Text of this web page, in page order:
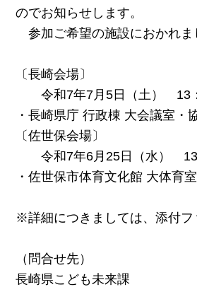
のでお知らせします。
参加ご希望の施設におかれま
〔長崎会場〕
令和7年7月5日（土）
・長崎県庁 行政棟 大会議室・
〔佐世保会場〕
令和7年6月25日（水）
・佐世保市体育文化館 大体育室
※詳細につきましては、添付フ
（問合せ先）
長崎県こども未来課